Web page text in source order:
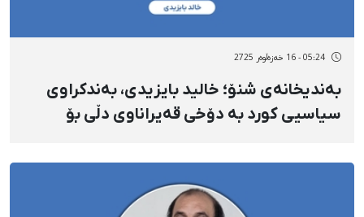
05:24 - 16 خەزەڵوەر 2725
بەندیخانەی شنۆ؛ خالید بایزیدی، بەندکراوی
سیاسیی کورد بە دۆخی قەیراناوی دڵی بۆ